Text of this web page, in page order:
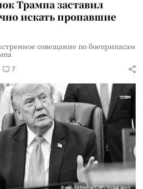
Трампа заставил
искать пропавшие
совещание по боеприпасам
7
Фото: AdMedia/CNP/Global Look